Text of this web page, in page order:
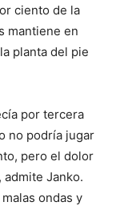
ciento de la
mantiene en
planta del pie
por tercera
no podría jugar
pero el dolor
Janko.
ondas y